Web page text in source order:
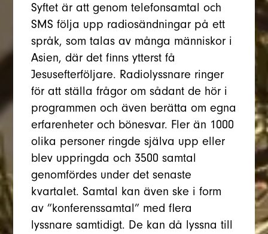
Syftet är att genom telefonsamtal och
SMS följa upp radiosändningar på ett
språk, som talas av många människor i
Asien, där det finns ytterst få
Jesusefterföljare. Radiolyssnare ringer
för att ställa frågor om sådant de hör i
programmen och även berätta om egna
erfarenheter och bönesvar. Fler än 1000
olika personer ringde själva upp eller
blev uppringda och 3500 samtal
genomfördes under det senaste
kvartalet. Samtal kan även ske i form
av ”konferenssamtal” med flera
lyssnare samtidigt. De kan då lyssna till